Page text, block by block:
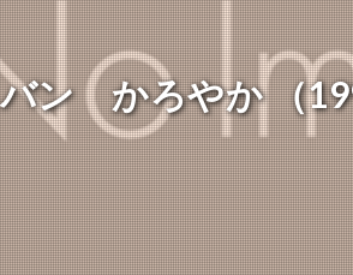
ン かろやか （